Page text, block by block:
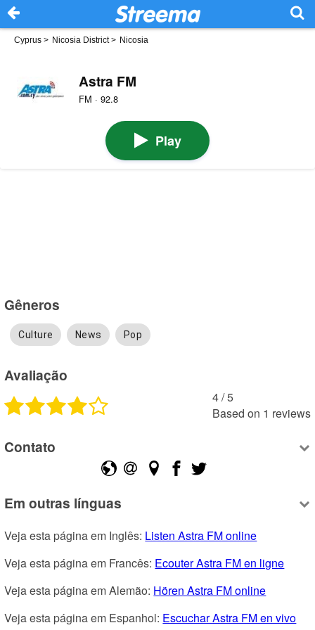
Cyprus > Nicosia District> Nicosia
Astra FM
FM · 92.8
Play
Gêneros
Culture News Pop
Avaliação
4 /5
Based on 1 reviews
Contato
Em outras línguas
Veja esta página em Inglês: Listen Astra FM online
Veja esta página em Francês: Ecouter Astra FM en ligne
Veja esta página em Alemão: Hören Astra FM online
Veja esta página em Espanhol: Escuchar Astra FM en vivo